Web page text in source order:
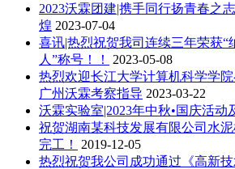
2023沃霖团建|携手同行扬青春之
煌 2023-07-04
喜讯|热烈祝贺我司连续三年荣获“
人”称号！！
2023-05-08
热烈欢迎长江大学计算机科学学
广州沃霖考察指导 2023-03-22
沃霖实验室|2023年中秋•国庆活动
祝贺湖南某科技发展有限公司水
完工！
2019-12-05
热烈祝贺我公司成功通过《高新